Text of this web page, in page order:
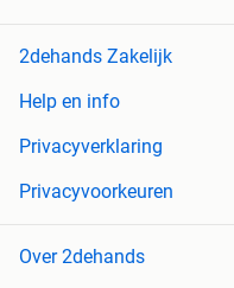
2dehands Zakelijk
Help en info
Privacyverklaring
Privacyvoorkeuren
Over 2dehands